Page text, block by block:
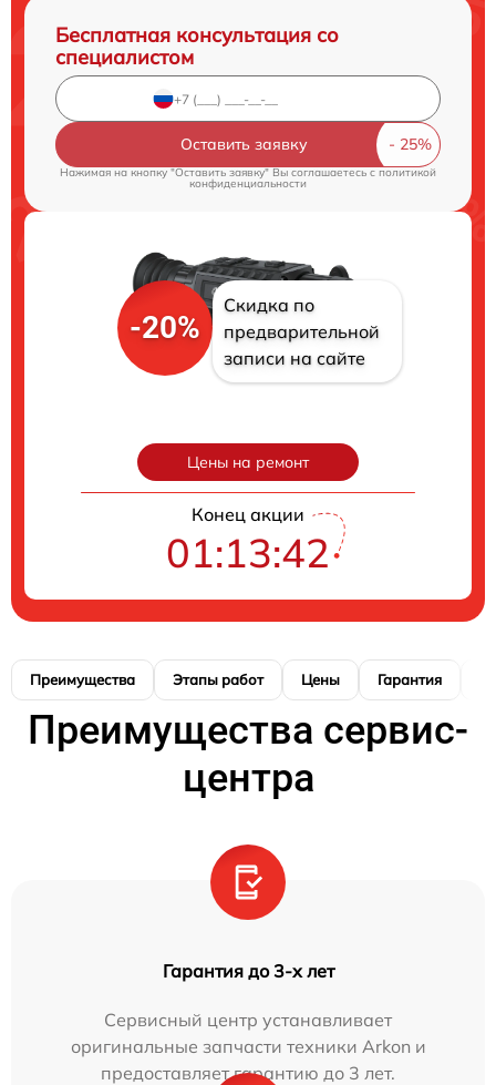
Бесплатная консультация со
специалистом
Оставить заявку
Нажимая на кнопку "Оставить заявку" Вы соглашаетесь c политикой
конфиденциальности
-20%
Скидка по
предварительной
записи на сайте
Цены на ремонт
Конец акции
01:13:41
Преимущества Этапы работ Цены Гарантия
Преимущества сервис-
центра
Гарантия до 3-х лет
Сервисный центр устанавливает
оригинальные запчасти техники Arkon и
предоставляет гарантию до 3 лет.